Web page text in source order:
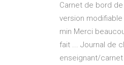
Carnet de bord de
version modifiable
min Merci
fait ... Journal de
enseignant/